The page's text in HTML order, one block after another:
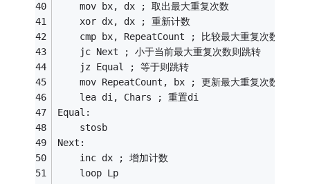
	mov bx, dx ; 取出最大重复次数
	xor dx, dx ; 重新计数
	cmp bx, RepeatCount ; 比较最大重复次数
	jc Next ; 小于当前最大重复次数则跳转
	jz Equal ; 等于则跳转
	mov RepeatCount, bx ; 更新最大重复次数
	lea di, Chars ; 重置di
Equal:
	stosb
Next:
	inc dx ; 增加计数
	loop Lp